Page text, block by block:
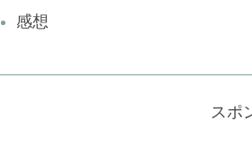
感想
スポ